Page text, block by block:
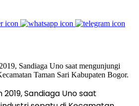
Sandiaga Uno saat